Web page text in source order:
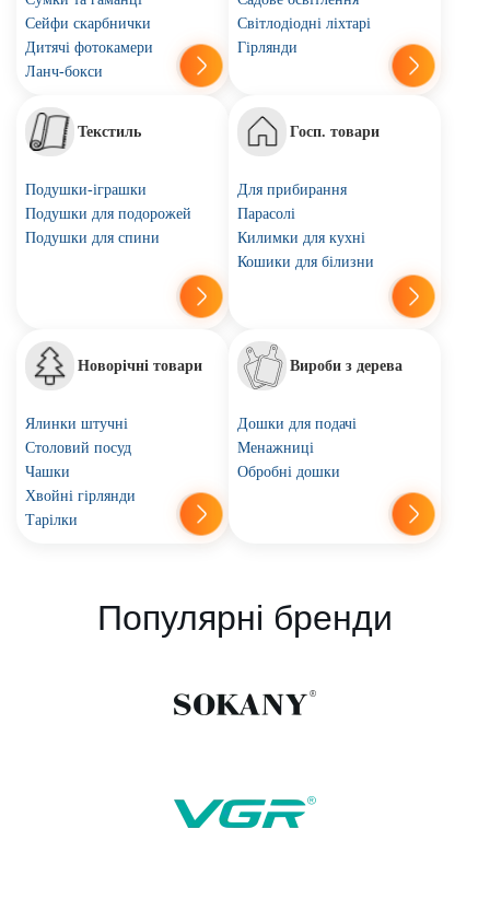
Сейфи скарбнички
Дитячі фотокамери
Ланч-бокси
Світлодіодні ліхтарі
Гірлянди
Текстиль
Подушки-іграшки
Подушки для подорожей
Подушки для спини
Госп. товари
Для прибирання
Парасолі
Килимки для кухні
Кошики для білизни
Новорічні товари
Ялинки штучні
Столовий посуд
Чашки
Хвойні гірлянди
Тарілки
Вироби з дерева
Дошки для подачі
Менажниці
Обробні дошки
Популярні бренди